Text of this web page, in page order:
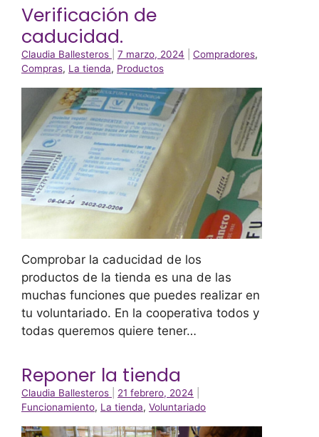
Verificación de
caducidad.
Claudia Ballesteros 7 marzo, 2024 Compradores,
Compras, La tienda, Productos
Comprobar la caducidad de los
productos de la tienda es una de las
muchas funciones que puedes realizar en
tu voluntariado. En la cooperativa todos y
todas queremos quiere tener…
Reponer la tienda
Claudia Ballesteros 21 febrero, 2024
Funcionamiento, La tienda, Voluntariado